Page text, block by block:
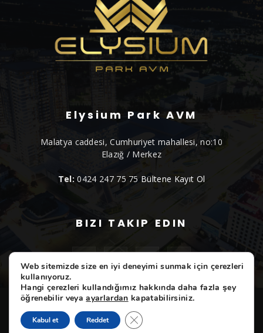
Elysium Park AVM
Malatya caddesi, Cumhuriyet mahallesi, no:10
Elazığ / Merkez
Tel: 0424 247 75 75 Bültene Kayıt Ol
BIZI TAKIP EDIN
ELYSIUM Etkinliklerimiz Markalarımız
Hizmetlerimiz
Hakkımızda
Web sitemizde size en iyi deneyimi sunmak için çerezleri
kullanıyoruz.
Hangi çerezleri kullandığımız hakkında daha fazla şey
öğrenebilir veyaayarlardan kapatabilirsiniz.
Kabul et Reddet GDPR çerez şeridini kapat